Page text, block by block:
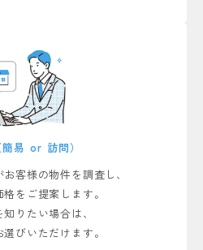
地 ご成約しました
地 ご成約しました
建 ご成約しました
ン狭山祇園 5階 ご成約しました
簡易 or 訪問）
客様の物件を調査し、
をご提案します。
りたい場合は、
びいただけます。